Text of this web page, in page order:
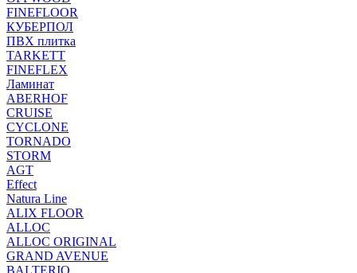
FINEFLOOR
КУБЕРПОЛ
ПВХ плитка
TARKETT
FINEFLEX
Ламинат
ABERHOF
CRUISE
CYCLONE
TORNADO
STORM
AGT
Effect
Natura Line
ALIX FLOOR
ALLOC
ALLOC ORIGINAL
GRAND AVENUE
BALTERIO